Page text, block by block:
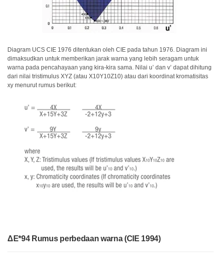
Diagram UCS CIE 1976 ditentukan oleh CIE pada tahun 1976. Diagram ini
dimaksudkan untuk memberikan jarak warna yang lebih seragam untuk
warna pada pencahayaan yang kira-kira sama. Nilai u’ dan v’ dapat dihitung
dari nilai tristimulus XYZ (atau X10Y10Z10) atau dari koordinat kromatisitas
xy menurut rumus berikut:
ΔE*94 Rumus perbedaan warna (CIE 1994)